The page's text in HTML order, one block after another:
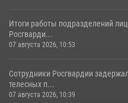
Итоги работы подразделений
Росгварди...
07 августа 2026, 10:53
Сотрудники Росгвардии
телесных п...
07 августа 2026, 10:39